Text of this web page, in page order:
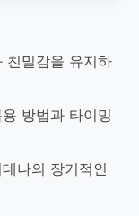
친밀감을 유지하
방법과 타이밍
나의 장기적인